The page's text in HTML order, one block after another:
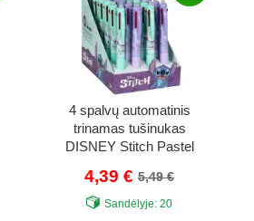
4 spalvų automatinis
trinamas tušinukas
DISNEY Stitch Pastel
4,39 € 5,49 €
Sandėlyje: 20